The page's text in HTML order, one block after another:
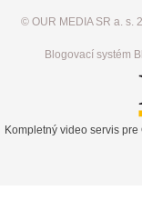
© OUR MEDIA SR a. s.
Blogovací systém
Kompletný video servis pre